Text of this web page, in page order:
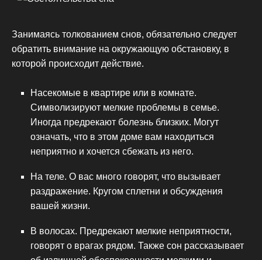
Занимаясь толкованием снов, обязательно следует
обратить внимание на окружающую обстановку, в
которой происходит действие.
Насекомые в квартире или в комнате.
Символизируют мелкие проблемы в семье.
Иногда предрекают болезнь близких. Могут
означать, что в этом доме вам находиться
неприятно и хочется сбежать из него.
На теле. О вас много говорят, что вызывает
раздражение. Кругом сплетни и обсуждения
вашей жизни.
В волосах. Предрекают мелкие неприятности,
говорят о врагах рядом. Также сон рассказывает